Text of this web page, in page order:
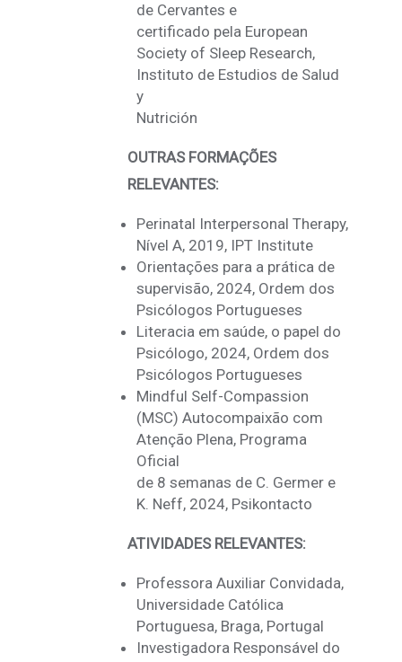
de Cervantes e
certificado pela European
Society of Sleep Research,
Instituto de Estudios de Salud
y
Nutrición
OUTRAS FORMAÇÕES
RELEVANTES:
Perinatal Interpersonal Therapy,
Nível A, 2019, IPT Institute
Orientações para a prática de
supervisão, 2024, Ordem dos
Psicólogos Portugueses
Literacia em saúde, o papel do
Psicólogo, 2024, Ordem dos
Psicólogos Portugueses
Mindful Self-Compassion
(MSC) Autocompaixão com
Atenção Plena, Programa
Oficial
de 8 semanas de C. Germer e
K. Neff, 2024, Psikontacto
ATIVIDADES RELEVANTES:
Professora Auxiliar Convidada,
Universidade Católica
Portuguesa, Braga, Portugal
Investigadora Responsável do